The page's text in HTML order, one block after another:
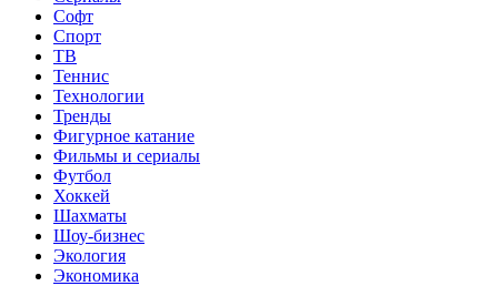
Софт
Спорт
ТВ
Теннис
Технологии
Тренды
Фигурное катание
Фильмы и сериалы
Футбол
Хоккей
Шахматы
Шоу-бизнес
Экология
Экономика